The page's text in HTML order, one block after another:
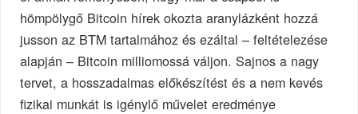
hömpölygő Bitcoin hírek okozta aranylázként hozzá
jusson az BTM tartalmához és ezáltal – feltételezése
alapján – Bitcoin milliomossá váljon. Sajnos a nagy
tervet, a hosszadalmas előkészítést és a nem kevés
fizikai munkát is igénylő művelet eredménye